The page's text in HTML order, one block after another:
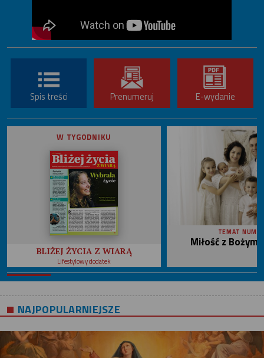
Spis treści Prenumeruj E-wydanie
W TYGODNIKU
BLIŻEJ ŻYCIA Z WIARĄ
Lifestylowy dodatek
TEMAT
Miłość z
NAJPOPULARNIEJSZE